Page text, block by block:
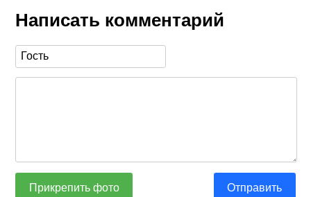
Написать комментарий
Прикрепить фото Отправить